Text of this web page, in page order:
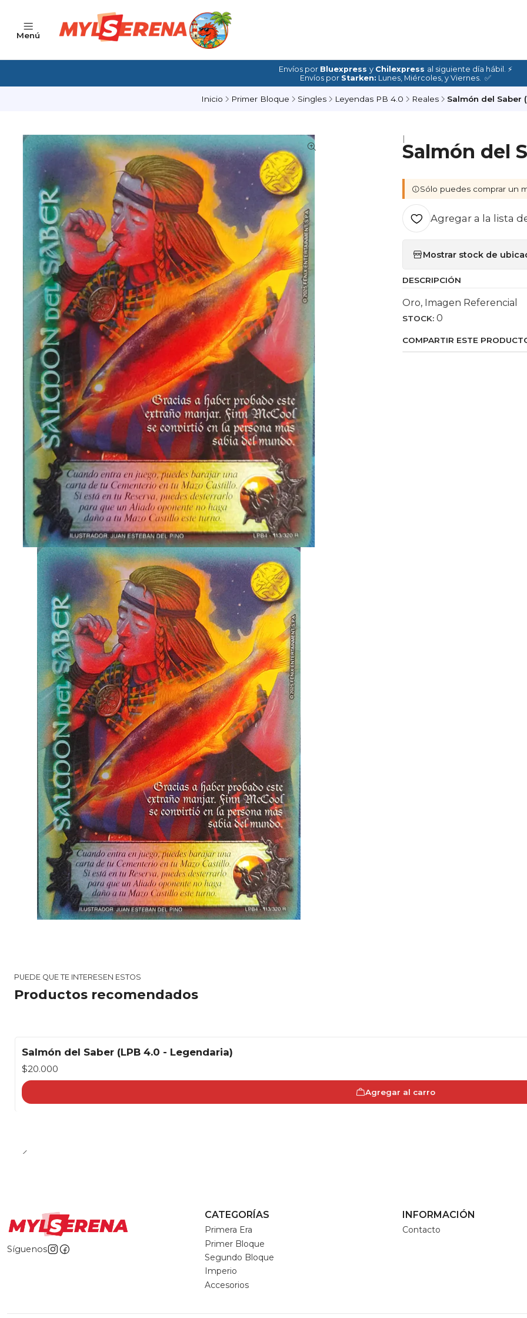
Menú
Envíos por Bluexpress y Chilexpress al siguiente día hábil. ⚡
Envíos por Starken: Lunes, Miércoles, y Viernes. ✅
Inicio Primer Bloque Singles Leyendas PB 4.0 Reales Salmón del Saber
|
Salmón del
Sólo puedes comprar un
Agregar a la lista
Mostrar stock de
DESCRIPCIÓN
Oro, Imagen Referencial
STOCK: 0
COMPARTIR ESTE
PUEDE QUE TE INTERESEN ESTOS
Productos recomendados
Salmón del Saber (LPB 4.0 - Legendaria)
$20.000
Agregar al carro
Síguenos
CATEGORÍAS
Primera Era
Primer Bloque
Segundo Bloque
Imperio
Accesorios
INFORMACIÓN
Contacto